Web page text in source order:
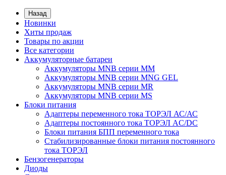
Назад
Новинки
Хиты продаж
Товары по акции
Все категории
Аккумуляторные батареи
Аккумуляторы MNB серии MM
Аккумуляторы MNB серии MNG GEL
Аккумуляторы MNB серии MR
Аккумуляторы MNB серии MS
Блоки питания
Адаптеры переменного тока ТОРЭЛ АС/АС
Адаптеры постоянного тока ТОРЭЛ AC/DC
Блоки питания БПП переменного тока
Стабилизированные блоки питания постоянного
тока ТОРЭЛ
Бензогенераторы
Диоды